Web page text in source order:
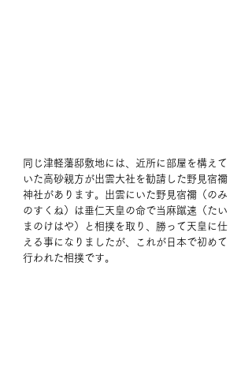
同じ津軽藩邸敷地には、近所に部屋を構えて
いた高砂親方が出雲大社を勧請した野見宿禰
神社があります。出雲にいた野見宿禰（のみ
のすくね）は垂仁天皇の命で当麻蹴速（たい
まのけはや）と相撲を取り、勝って天皇に仕
える事になりましたが、これが日本で初めて
行われた相撲です。